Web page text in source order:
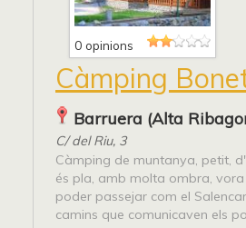
0 opinions
Càmping
Barruera (Alta
C/ del Riu, 3
Càmping de muntanya, petit,
és pla, amb molta ombra,
poder passejar com el
camins que comunicaven els